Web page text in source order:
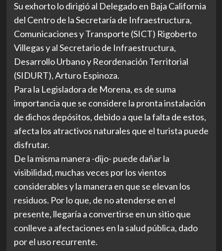
Su exhorto lo dirigió al Delegado en Baja California
del Centro de la Secretaría de Infraestructura,
Comunicaciones y Transporte (SICT) Rigoberto
Villegas y al Secretario de Infraestructura,
Desarrollo Urbano y Reordenación Territorial
(SIDURT), Arturo Espinoza.
Para la Legisladora de Morena, es de suma
importancia que se considere la pronta instalación
de dichos depósitos, debido a que la falta de estos,
afecta los atractivos naturales que el turista puede
disfrutar.
De la misma manera -dijo- puede dañar la
visibilidad, muchas veces por los vientos
considerables y la manera en que se elevan los
residuos. Por lo que, de no atenderse en el
presente, llegaría a convertirse en un sitio que
conlleve a afectaciones en la salud pública, dado
por el uso recurrente.